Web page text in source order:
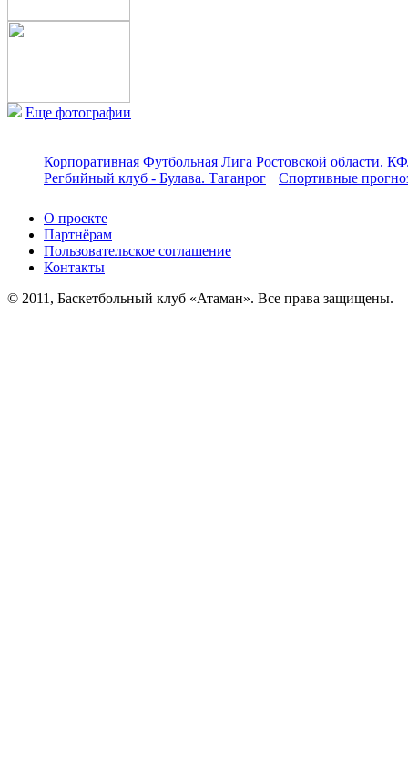
Еще фотографии
Корпоративная Футбольная Лига Ростовской области.
Регбийный клуб - Булава. Таганрог
Спортивные
О проекте
Партнёрам
Пользовательское соглашение
Контакты
© 2011, Баскетбольный клуб «Атаман». Все права защищены.